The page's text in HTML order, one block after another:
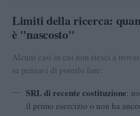
Limiti della ricerca:
è "nascosto"
Alcuni casi in cui non riesci a
se pensavi di poterlo fare:
SRL di recente costituzione:
il primo esercizio o non ha